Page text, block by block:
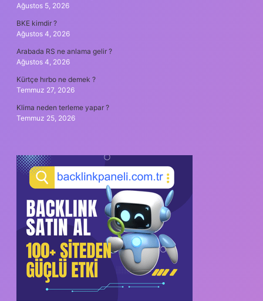
Ağustos 5, 2026
BKE kimdir ?
Ağustos 4, 2026
Arabada RS ne anlama gelir ?
Ağustos 4, 2026
Kürtçe hırbo ne demek ?
Temmuz 27, 2026
Klima neden terleme yapar ?
Temmuz 25, 2026